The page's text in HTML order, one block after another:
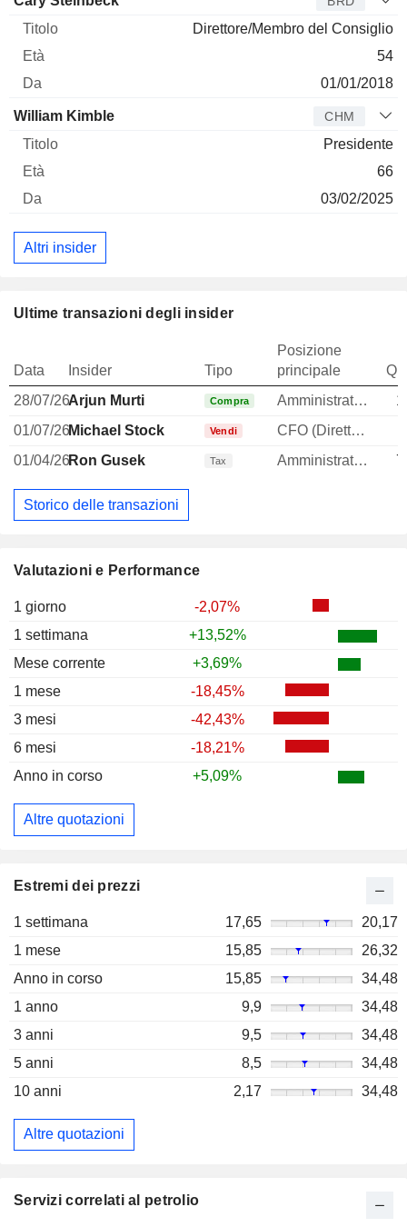
Valutazioni e Performance
1 giorno
-2,07%
1 settimana
+13,52%
Mese corrente
+3,69%
1 mese
-18,45%
3 mesi
-42,43%
6 mesi
-18,21%
Anno in corso
+5,09%
Altre quotazioni
Estremi dei prezzi
1 settimana 17,65
20,17
1 mese
15,85
26,32
Anno in corso
15,85
34,48
1 anno
9,9
34,48
3 anni
9,5
34,48
5 anni
8,5
34,48
10 anni
2,17 34,48
Altre quotazioni
Direttore/Membro del Consiglio
54
01/01/2018
William Kimble CHM
Presidente
66
03/02/2025
Altri insider
Ultime transazioni degli insider
Data Insider Tipo
Posizione
principale
28/07/26Arjun Murti Compra Amministratore
01/07/26Michael Stock Vendi CFO (Direttore finanziario)
01/04/26Ron Gusek Tax Amministratore delegato
Storico delle transazioni
Servizi correlati al petrolio